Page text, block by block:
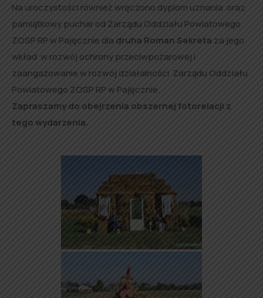
Na uroczystości również wręczono dyplom uznania oraz
pamiątkowy puchar od Zarządu Oddziału Powiatowego
ZOSP RP w Pajęcznie dla druha Roman Sekreta za jego
wkład w rozwój ochrony przeciwpożarowej i
zaangażowanie w rozwój działalności Zarządu Oddziału
Powiatowego ZOSP RP w Pajęcznie.
Zapraszamy do obejrzenia obszernej fotorelacji z
tego wydarzenia.